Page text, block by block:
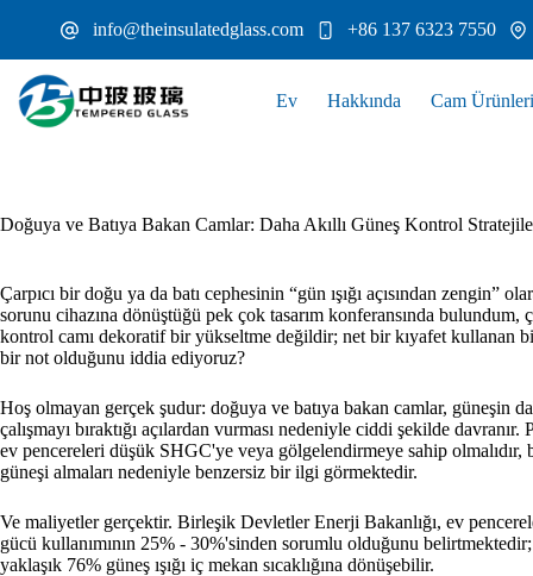
info@theinsulatedglass.com +86 137 6323 7550
Ev Hakkında Cam Ürünleri
Doğuya ve Batıya Bakan Camlar: Daha Akıllı Güneş Kontrol
Çarpıcı bir doğu ya da batı cephesinin “gün ışığı açısından zengin”
sorunu cihazına dönüştüğü pek çok tasarım konferansında
kontrol camı dekoratif bir yükseltme değildir; net bir kıyafet kullanan
bir not olduğunu iddia ediyoruz?
Hoş olmayan gerçek şudur: doğuya ve batıya bakan camlar, güneşin
çalışmayı bıraktığı açılardan vurması nedeniyle ciddi şekilde
ev pencereleri düşük SHGC'ye veya gölgelendirmeye sahip olmalıdır,
güneşi almaları nedeniyle benzersiz bir ilgi görmektedir.
Ve maliyetler gerçektir. Birleşik Devletler Enerji Bakanlığı, ev
gücü kullanımının 25% - 30%'sinden sorumlu olduğunu
yaklaşık 76% güneş ışığı iç mekan sıcaklığına dönüşebilir.